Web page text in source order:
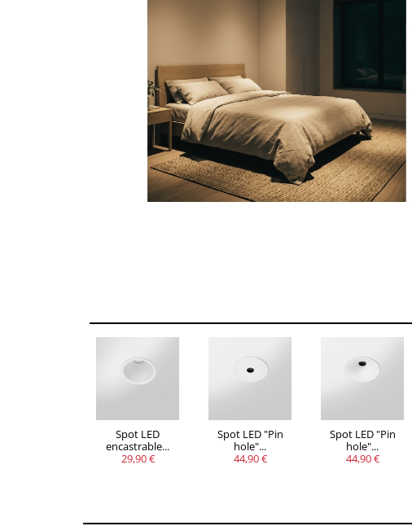
Spot LED
encastrable...
29,90 €
Spot LED "Pin
hole"...
44,90 €
Spot LED "Pin
hole"...
44,90 €